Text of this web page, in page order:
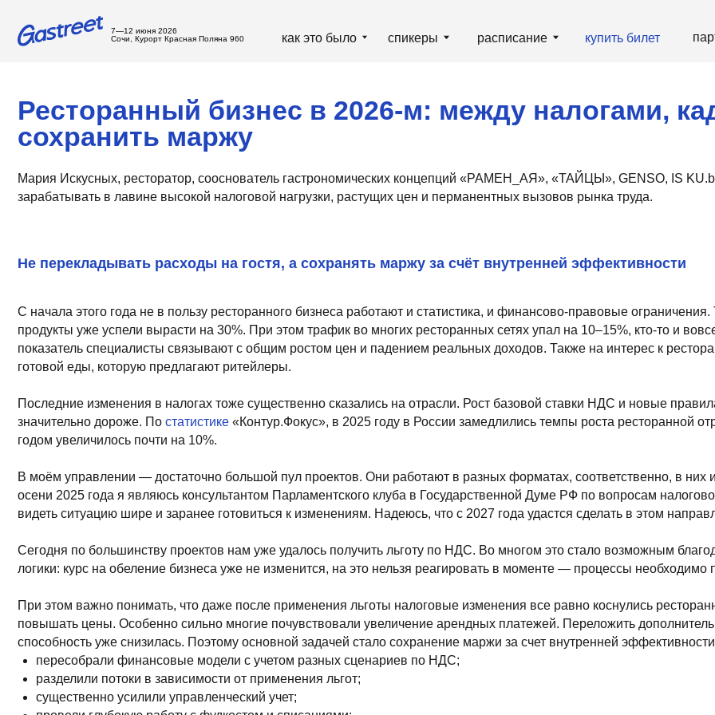
купить билет партнёрам
спикеры расписание
как это было
7—12 июня 2026
Сочи, Курорт Красная Поляна 960
Ресторанный бизнес в 2026-м: между налогами,
сохранить маржу
зарабатывать в лавине высокой налоговой нагрузки, растущих цен и перманентных вызовов рынка труда.
показатель специалисты связывают с общим ростом цен и падением реальных доходов. Также на интерес к ресторанам в какой-
готовой еды, которую предлагают ритейлеры.
Последние изменения в налогах тоже существенно сказались на отрасли. Рост базовой ставки НДС и новые правила для УСН
значительно дороже. По статистике
«Контур.Фокус», в 2025 году в России замедлились темпы роста ресторанной отрасли, а
В моём управлении — достаточно большой пул проектов. Они работают в разных форматах, соответственно, в них
осени 2025 года я являюсь консультантом Парламентского клуба в Государственной Думе РФ по вопросам налогово-бюджетной
Сегодня по большинству проектов нам уже удалось получить льготу по НДС. Во многом это стало возможным благодаря тому,
логики: курс на обеление бизнеса уже не изменится, на это нельзя реагировать в моменте — процессы необходимо
повышать цены. Особенно сильно многие почувствовали увеличение арендных платежей. Переложить дополнительные расходы
способность уже снизилась. Поэтому основной задачей стало сохранение маржи за счет внутренней эффективности. Что мы
разделили потоки в зависимости от применения льгот;
существенно усилили управленческий учет;
провели глубокую работу с фудкостом и списаниями;
оптимизировали ФОТ — часть задач передали ИИ и специализированным сервисам, что позволило сократить трудозатраты.
Наш главный вывод: сегодня ресторатор должен понимать свою налоговую модель так же глубоко, как он понимает продукт и